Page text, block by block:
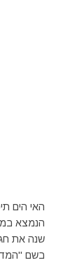
שנה את